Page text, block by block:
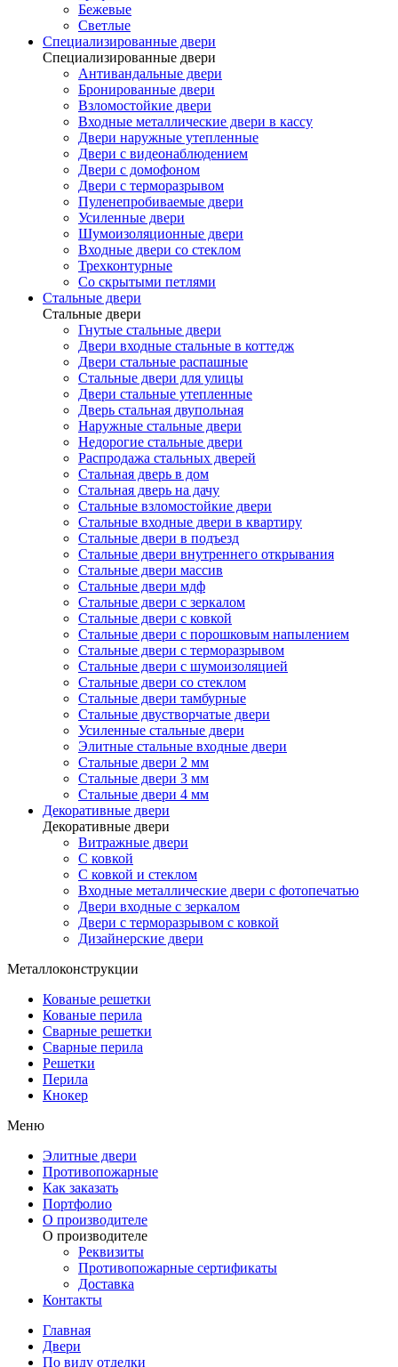
Бежевые
Светлые
Специализированные двери
Специализированные двери
Антивандальные двери
Бронированные двери
Взломостойкие двери
Входные металлические двери в кассу
Двери наружные утепленные
Двери с видеонаблюдением
Двери с домофоном
Двери с терморазрывом
Пуленепробиваемые двери
Усиленные двери
Шумоизоляционные двери
Входные двери со стеклом
Трехконтурные
Со скрытыми петлями
Стальные двери
Стальные двери
Гнутые стальные двери
Двери входные стальные в коттедж
Двери стальные распашные
Стальные двери для улицы
Двери стальные утепленные
Дверь стальная двупольная
Наружные стальные двери
Недорогие стальные двери
Распродажа стальных дверей
Стальная дверь в дом
Стальная дверь на дачу
Стальные взломостойкие двери
Стальные входные двери в квартиру
Стальные двери в подъезд
Стальные двери внутреннего открывания
Стальные двери массив
Стальные двери мдф
Стальные двери с зеркалом
Стальные двери с ковкой
Стальные двери с порошковым напылением
Стальные двери с терморазрывом
Стальные двери с шумоизоляцией
Стальные двери со стеклом
Стальные двери тамбурные
Стальные двустворчатые двери
Усиленные стальные двери
Элитные стальные входные двери
Стальные двери 2 мм
Стальные двери 3 мм
Стальные двери 4 мм
Декоративные двери
Декоративные двери
Витражные двери
С ковкой
С ковкой и стеклом
Входные металлические двери с фотопечатью
Двери входные с зеркалом
Двери с терморазрывом с ковкой
Дизайнерские двери
Металлоконструкции
Кованые решетки
Кованые перила
Сварные решетки
Сварные перила
Решетки
Перила
Кнокер
Меню
Элитные двери
Противопожарные
Как заказать
Портфолио
О производителе
О производителе
Реквизиты
Противопожарные сертификаты
Доставка
Контакты
Главная
Двери
По виду отделки